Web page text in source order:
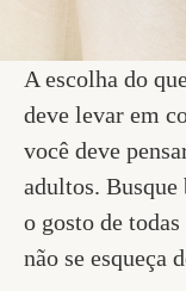
A escolha do
deve levar em
você deve
adultos. Busque
o gosto de todas
não se esqueça